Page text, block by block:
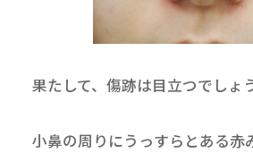
果たして、傷跡は目立つでしょ
小鼻の周りにうっすらとある赤